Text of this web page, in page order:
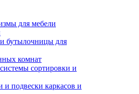
для мебели
бутылочницы для
комнат
сортировки и
подвески каркасов и